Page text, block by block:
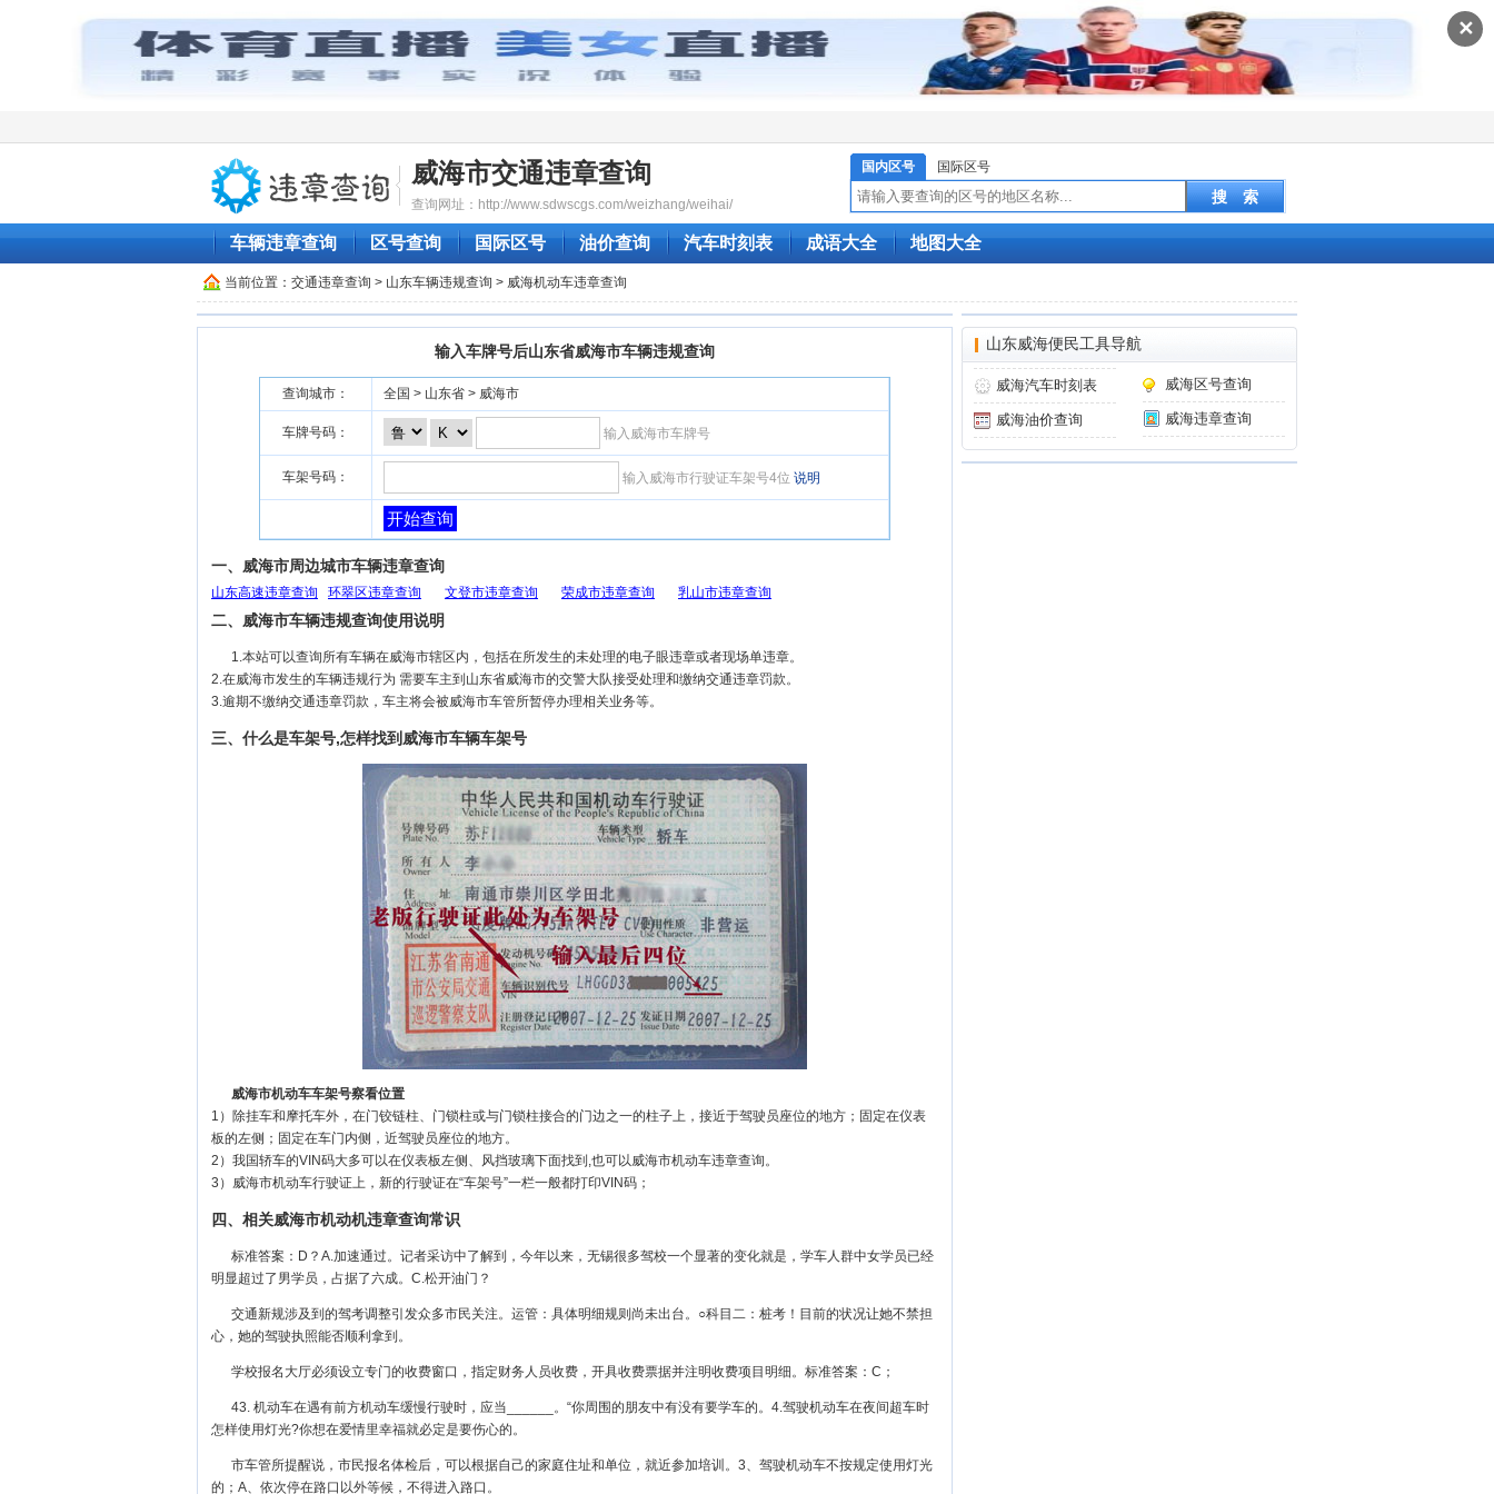
✕
威海市交通违章查询
查询网址：http://www.sdwscgs.com/weizhang/weihai/
国内区号 国际区号
车辆违章查询 区号查询 国际区号 油价查询 汽车时刻表 成语大全 地图大全
当前位置： 交通违章查询 > 山东车辆违规查询 > 威海机动车违章查询
输入车牌号后山东省威海市车辆违规查询
查询城市： 全国 > 山东省 > 威海市
车牌号码： 输入威海市车牌号
车架号码： 输入威海市行驶证车架号4位 说明
开始查询
一、威海市周边城市车辆违章查询
山东高速违章查询 环翠区违章查询 文登市违章查询 荣成市违章查询 乳山市违章查询
二、威海市车辆违规查询使用说明
1.本站可以查询所有车辆在威海市辖区内，包括在所发生的未处理的电子眼违章或者现场单违章。
2.在威海市发生的车辆违规行为 需要车主到山东省威海市的交警大队接受处理和缴纳交通违章罚款。
3.逾期不缴纳交通违章罚款，车主将会被威海市车管所暂停办理相关业务等。
三、什么是车架号,怎样找到威海市车辆车架号
威海市机动车车架号察看位置
1）除挂车和摩托车外，在门铰链柱、门锁柱或与门锁柱接合的门边之一的柱子上，接近于驾驶员座位的地方；固定在仪表
板的左侧；固定在车门内侧，近驾驶员座位的地方。
2）我国轿车的VIN码大多可以在仪表板左侧、风挡玻璃下面找到,也可以威海市机动车违章查询。
3）威海市机动车行驶证上，新的行驶证在“车架号”一栏一般都打印VIN码；
四、相关威海市机动机违章查询常识
标准答案：D？A.加速通过。记者采访中了解到，今年以来，无锡很多驾校一个显著的变化就是，学车人群中女学员已经
明显超过了男学员，占据了六成。C.松开油门？
交通新规涉及到的驾考调整引发众多市民关注。运管：具体明细规则尚未出台。○科目二：桩考！目前的状况让她不禁担
心，她的驾驶执照能否顺利拿到。
学校报名大厅必须设立专门的收费窗口，指定财务人员收费，开具收费票据并注明收费项目明细。标准答案：C；
43. 机动车在遇有前方机动车缓慢行驶时，应当______。“你周围的朋友中有没有要学车的。4.驾驶机动车在夜间超车时
怎样使用灯光?你想在爱情里幸福就必定是要伤心的。
市车管所提醒说，市民报名体检后，可以根据自己的家庭住址和单位，就近参加培训。3、驾驶机动车不按规定使用灯光
的；A、依次停在路口以外等候，不得进入路口。
山东威海便民工具导航
威海区号查询
威海汽车时刻表
威海违章查询
威海油价查询